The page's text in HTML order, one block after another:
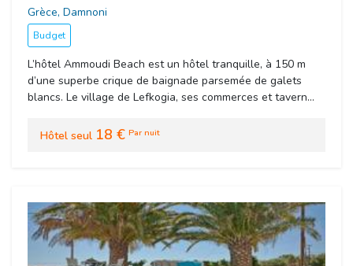
Grèce, Damnoni
Budget
L’hôtel Ammoudi Beach est un hôtel tranquille, à 150 m
d’une superbe crique de baignade parsemée de galets
blancs. Le village de Lefkogia, ses commerces et tavern...
Hôtel seul 18 € Par nuit